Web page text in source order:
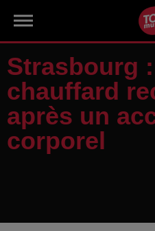
Strasbourg
chauffard
après un
corporel